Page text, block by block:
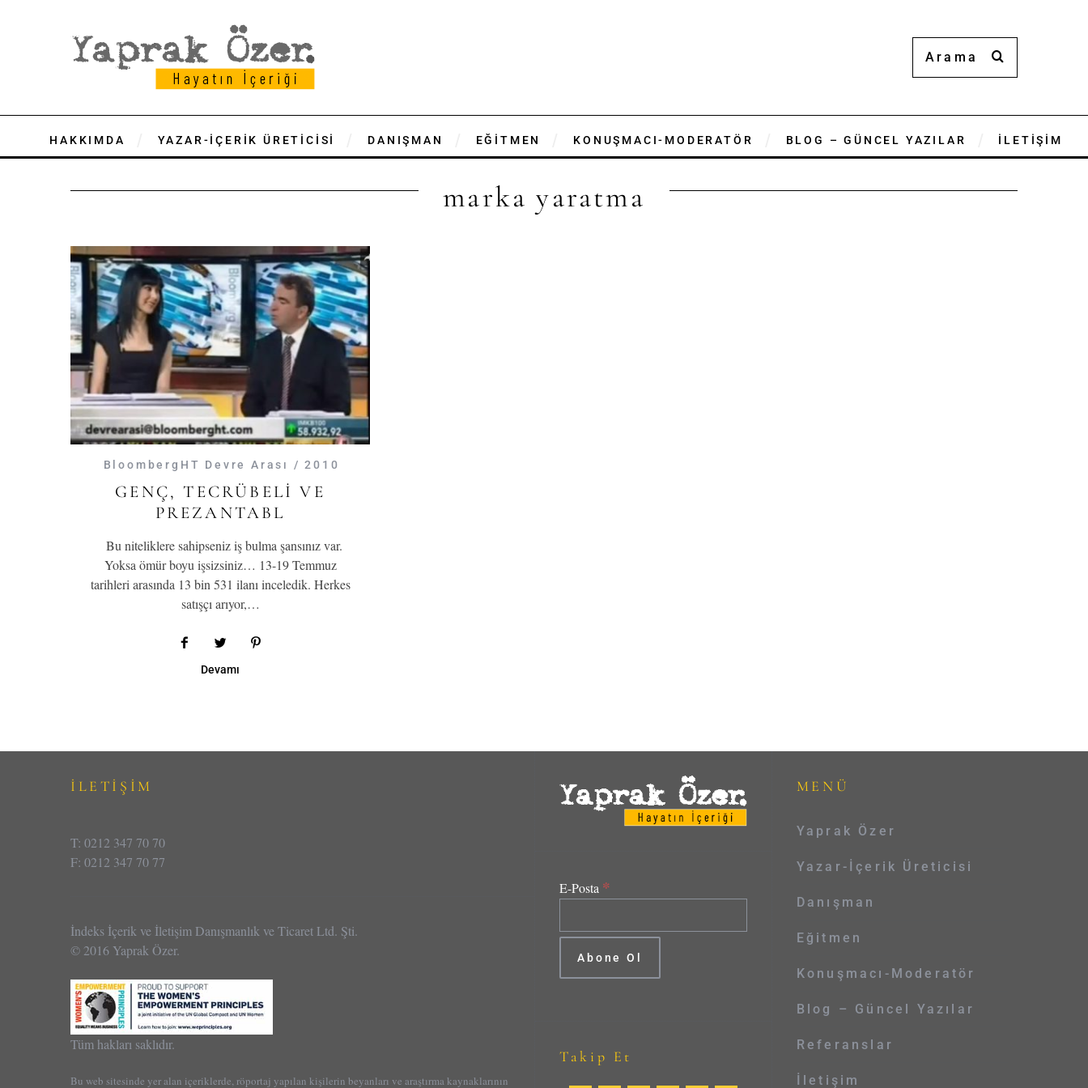
HAKKIMDA YAZAR-İÇERİK ÜRETİCİSİ DANIŞMAN EĞİTMEN KONUŞMACI-MODERATÖR BLOG – GÜNCEL YAZILAR İLETİŞİM
marka yaratma
BloombergHT Devre Arası / 2010
GENÇ, TECRÜBELI VE
PREZANTABL
Bu niteliklere sahipseniz iş bulma şansınız var.
Yoksa ömür boyu işsizsiniz… 13-19 Temmuz
tarihleri arasında 13 bin 531 ilanı inceledik. Herkes
satışçı arıyor,…
Devamı
İLETİŞİM
T: 0212 347 70 70
F: 0212 347 70 77
İndeks İçerik ve İletişim Danışmanlık ve Ticaret Ltd. Şti.
© 2016 Yaprak Özer.
Tüm hakları saklıdır.
Bu web sitesinde yer alan içeriklerde, röportaj yapılan kişilerin beyanları ve araştırma kaynaklarının
E-Posta *
Takip Et
MENÜ
Yaprak Özer
Yazar-İçerik Üreticisi
Danışman
Eğitmen
Konuşmacı-Moderatör
Blog – Güncel Yazılar
Referanslar
İletişim